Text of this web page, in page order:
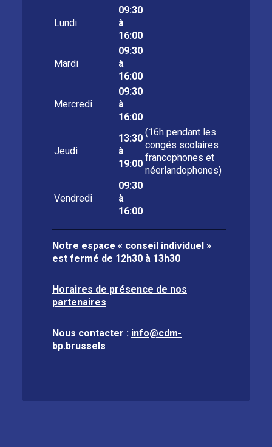
Lundi
09:30
à
16:00
Mardi
09:30
à
16:00
Mercredi
09:30
à
16:00
Jeudi
13:30
à
19:00
(16h pendant les
congés scolaires
francophones et
néerlandophones)
Vendredi
09:30
à
16:00
Notre espace « conseil individuel »
est fermé de 12h30 à 13h30
Horaires de présence de nos
partenaires
Nous contacter : info@cdm-
bp.brussels